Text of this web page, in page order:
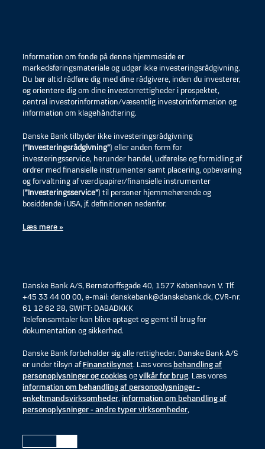
Information om fonde på denne hjemmeside er
markedsføringsmateriale og udgør ikke investeringsrådgivning.
Du bør altid rådføre dig med dine rådgivere, inden du investerer,
og orientere dig om dine investorrettigheder i prospektet,
central investorinformation/væsentlig investorinformation og
information om klagehåndtering.
Danske Bank tilbyder ikke investeringsrådgivning
(”Investeringsrådgivning”) eller anden form for
investeringsservice, herunder handel, udførelse og formidling af
ordrer med finansielle instrumenter samt placering, opbevaring
og forvaltning af værdipapirer/finansielle instrumenter
(”Investeringsservice”) til personer hjemmehørende og
bosiddende i USA, jf. definitionen nedenfor.
Læs mere »
Danske Bank A/S, Bernstorffsgade 40, 1577 København V. Tlf.
+45 33 44 00 00, e-mail: danskebank@danskebank.dk, CVR-nr.
61 12 62 28, SWIFT: DABADKKK
Telefonsamtaler kan blive optaget og gemt til brug for
dokumentation og sikkerhed.
Danske Bank forbeholder sig alle rettigheder. Danske Bank A/S
er under tilsyn afFinanstilsynet. Læs vores behandling af
personoplysninger og cookies ogvilkår for brug. Læs vores
information om behandling af personoplysninger -
enkeltmandsvirksomheder, information om behandling af
personoplysninger - andre typer virksomheder,